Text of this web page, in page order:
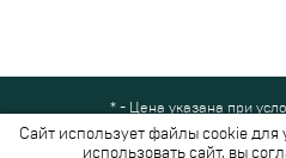
* - Цена указана при
Все права защищены © 2024-2026,
Сайт использует файлы cookie
использовать сайт, вы